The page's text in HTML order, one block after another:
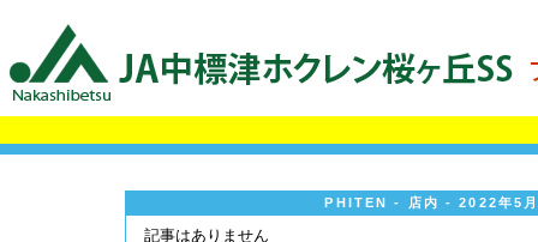
PHITEN - 店内 - 2022年5
記事はありません